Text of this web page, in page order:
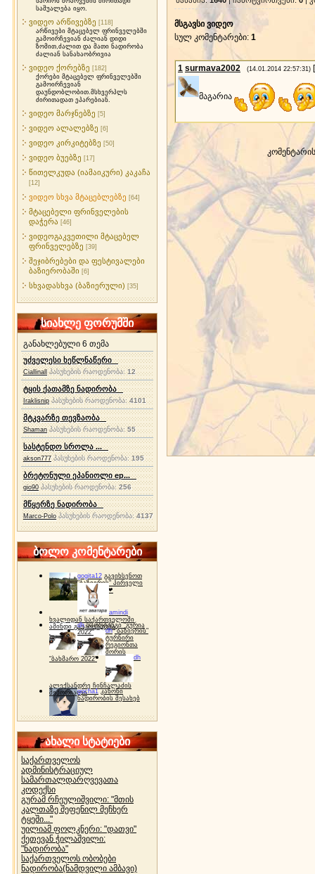
საშუალება იყო.
ვიდეო არწივებზე [118]
არწივები მტაცებელ ფრინველებში
გამოირჩევიან ძალიან დიდი
ზომით,ძალით და მათი ნადირობა
ძალიან სანახაობრივია
ვიდეო ქორებზე [182]
ქორები მტაცებელ ფრინველებში
გამოირჩევიან
დაუნდობლობით.მსხვერპლს
ძირითადათ ეპარებიან.
ვიდეო მარჯნებზე [5]
ვიდეო ალალებზე [6]
ვიდეო კირკიტებზე [50]
ვიდეო ბუებზე [17]
წითელკუდა (იამაიკური) კაკაჩა
[12]
ვიდეო სხვა მტაცებლებზე [64]
მტაცებელი ფრინველების
დაჭერა [46]
ვიდეოგაკვეთილი მტაცებელ
ფრინველებზე [39]
შეჯიბრებები და ფესტივალები
ბაზიერობაში [6]
სხვადასხვა (ბაზიერული) [35]
სიახლე ფორუმში
განახლებული 6 თემა
უძველესი ხეწლნაწერი
Ciallinall პასუხების რაოდენობა:12
ტყის ქათამზე ნადირობა
Iraklisnip პასუხების რაოდენობა: 4101
მტკვარზე თევზაობა
Shaman პასუხების რაოდენობა:55
სასტენდო სროლა ...
akson777 პასუხების რაოდენობა:195
ბრეტონული ეპანიოლი ep...
gio90 პასუხების რაოდენობა:256
მწყერზე ნადირობა
Marco-Polo პასუხების რაოდენობა:4137
ბოლო კომენტარები
gogita12 გავიხსენოთ
"ბაზიერის" პირველი
ტურნირი ❤
amindi
ხვალიდან საქართველოში
ამინდი გაუარესდება
dh სპორტინგი "გურია
2022"
dh "ბაზიერის"
ტურნირი
რეგიონთა
შორის
"ბახმარო 2022"
dh
ალექსანდრე ჩინჩალაძის
მემორიალიgocha1 კანონი
ნადირობის შესახებ
ახალი სტატიები
საქართველოს
ადმინისტრაციულ
სამართალდარღვევათა
კოდექსი
გურამ რჩეულიშვილი: "მთის
კალთაზე შეფენილ მეჩხერ
ტყეში..."
უილიამ ფოლკნერი: "დათვი"
ქეთევან ჭილაშვილი:
"ნადირობა"
საქართველოს ობობები
ნადირობა(ნამდვილი ამბავი)
მსგავსი ვიდეო
სულ კომენტარები: 1
1 surmava2002 (14.01.2014 22:57:31) [
მაგარია